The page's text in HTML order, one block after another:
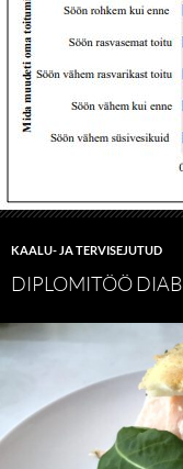
KAALU- JA TERVISEJUTUD
DIPLOMITÖÖ